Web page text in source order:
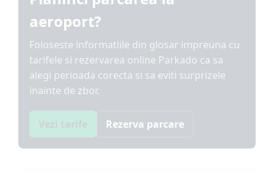
aeroport?
Foloseste informatiile din glosar impreuna cu
tarifele si rezervarea online Parkado ca sa
alegi perioada corecta si sa eviti surprizele
inainte de zbor.
Vezi tarife Rezerva parcare